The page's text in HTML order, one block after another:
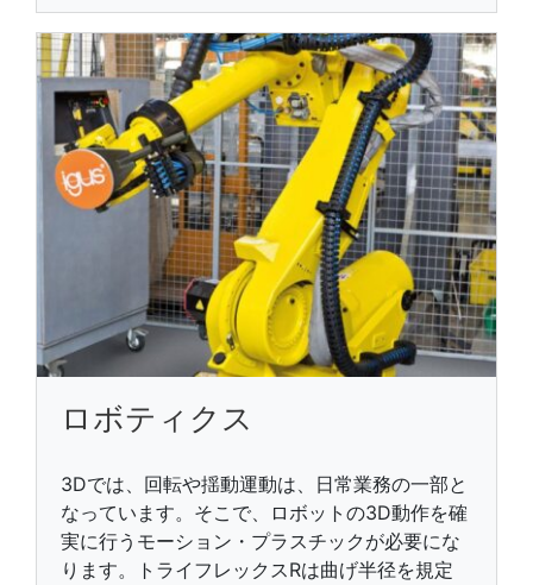
ロボティクス
3Dでは、回転や揺動運動は、日常業務の一部と
なっています。そこで、ロボットの3D動作を確
実に行うモーション・プラスチックが必要にな
ります。トライフレックスRは曲げ半径を規定